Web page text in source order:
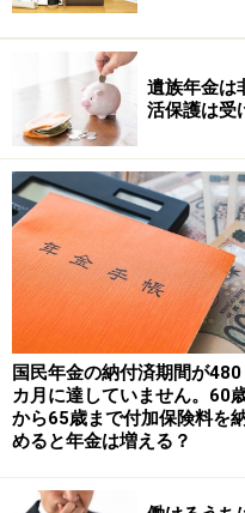
60歳以降、厚生年金に加
厚生年金（特別支給の
入など（総報酬月額相当
万円を超える場合には、
厚生年金）の一部または
そもそも老齢年金の繰
る老齢基礎年金と老齢
に、66歳以後、75歳ま
金を受け取るという制度
しかし特別支給の老齢
遺族年金は
活保護は受
国民年金の納付済期間が480
カ月に達していません。60
から65歳まで付加保険料を
めると年金は増える？